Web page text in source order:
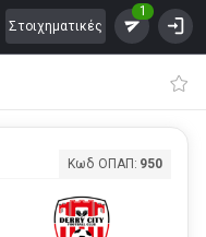
Στοιχηματικές
1
Κωδ ΟΠΑΠ: 950